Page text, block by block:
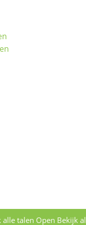
alle talen Open Bekijk